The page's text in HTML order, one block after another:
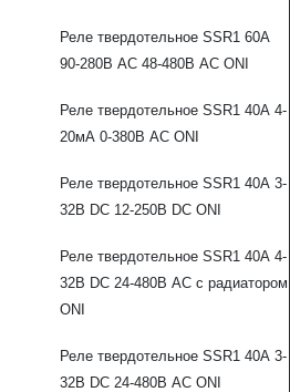
Реле твердотельное SSR1 60А
90-280В AC 48-480В AC ONI
Реле твердотельное SSR1 40А 4-
20мА 0-380В AC ONI
Реле твердотельное SSR1 40А 3-
32В DC 12-250В DC ONI
Реле твердотельное SSR1 40А 4-
32В DC 24-480В AC с радиатором
ONI
Реле твердотельное SSR1 40А 3-
32В DC 24-480В AC ONI